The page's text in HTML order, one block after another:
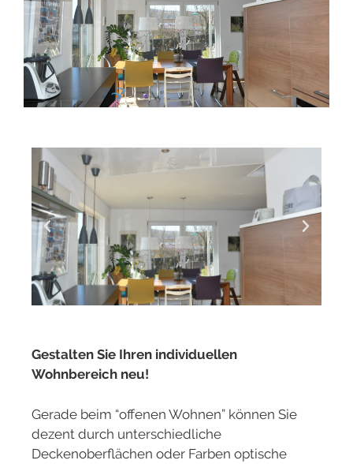
Gestalten Sie Ihren individuellen
Wohnbereich neu!
Gerade beim “offenen Wohnen” können Sie
dezent durch unterschiedliche
Deckenoberflächen oder Farben optische